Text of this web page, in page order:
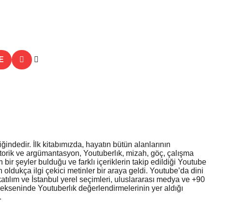
İlk kitabımızda, hayatın bütün alanlarının
ve argümantasyon, Youtuberlık, mizah, göç, çalışma
şeyler bulduğu ve farklı içeriklerin takip edildiği Youtube
ilgi çekici metinler bir araya geldi. Youtube’da dini
ve İstanbul yerel seçimleri, uluslararası medya ve +90
Youtuberlık değerlendirmelerinin yer aldığı